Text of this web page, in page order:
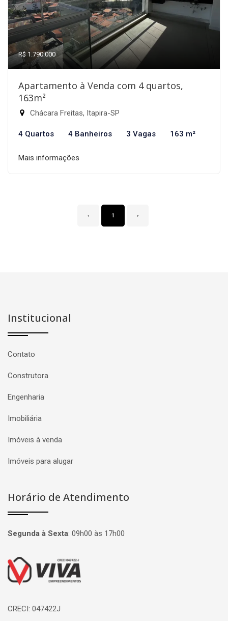
R$ 1.790.000
Apartamento à Venda com 4 quartos,
163m²
Chácara Freitas, Itapira-SP
4 Quartos 4 Banheiros 3 Vagas 163 m²
Mais informações
‹ 1 ›
Institucional
Contato
Construtora
Engenharia
Imobiliária
Imóveis à venda
Imóveis para alugar
Horário de Atendimento
Segunda à Sexta: 09h00 às 17h00
Página inicial
CRECI: 047422J